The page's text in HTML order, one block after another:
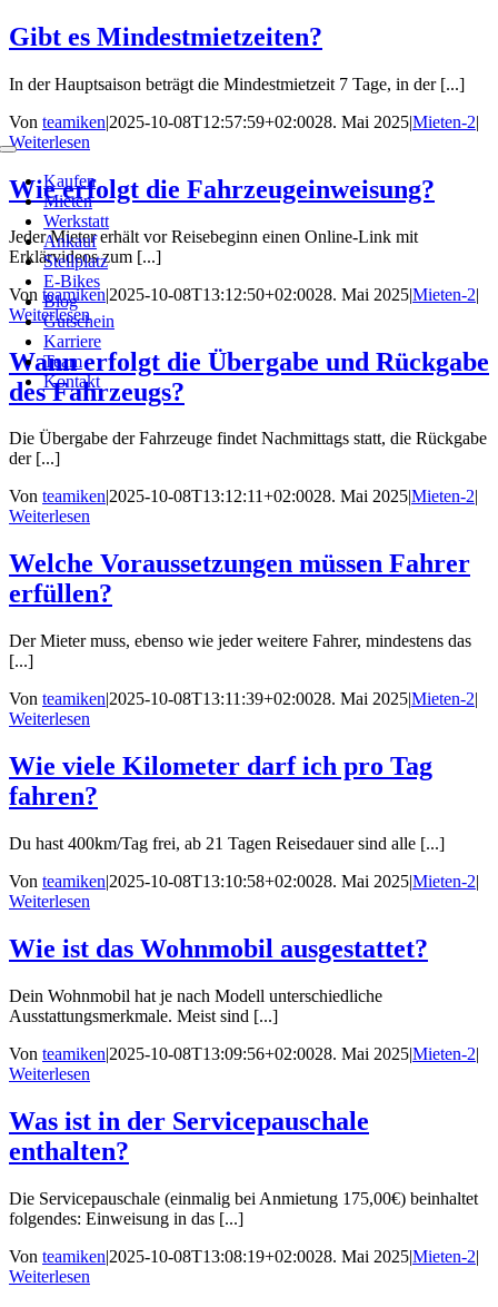
Zum
Inhalt
Toggle
NavigationKaufen
Mieten
Werkstatt
Ankauf
Stellplatz
E-Bikes
Blog
Gutschein
Karriere
Team
Kontakt
Gibt es Mindestmietzeiten?
In der Hauptsaison beträgt die Mindestmietzeit 7 Tage, in der [...]
Von teamiken|2025-10-08T12:57:59+02:0028. Mai 2025|Mieten-2|
Weiterlesen
Wie erfolgt die Fahrzeugeinweisung?
Jeder Mieter erhält vor Reisebeginn einen Online-Link mit
Erklärvideos zum [...]
Von teamiken|2025-10-08T13:12:50+02:0028. Mai 2025|Mieten-2|
Weiterlesen
Wann erfolgt die Übergabe und Rückgabe
des Fahrzeugs?
Die Übergabe der Fahrzeuge findet Nachmittags statt, die Rückgabe
der [...]
Von teamiken|2025-10-08T13:12:11+02:0028. Mai 2025|Mieten-2|
Weiterlesen
Welche Voraussetzungen müssen Fahrer
erfüllen?
Der Mieter muss, ebenso wie jeder weitere Fahrer, mindestens das
[...]
Von teamiken|2025-10-08T13:11:39+02:0028. Mai 2025|Mieten-2|
Weiterlesen
Wie viele Kilometer darf ich pro Tag
fahren?
Du hast 400km/Tag frei, ab 21 Tagen Reisedauer sind alle [...]
Von teamiken|2025-10-08T13:10:58+02:0028. Mai 2025|Mieten-2|
Weiterlesen
Wie ist das Wohnmobil ausgestattet?
Dein Wohnmobil hat je nach Modell unterschiedliche
Ausstattungsmerkmale. Meist sind [...]
Von teamiken|2025-10-08T13:09:56+02:0028. Mai 2025|Mieten-2|
Weiterlesen
Was ist in der Servicepauschale
enthalten?
Die Servicepauschale (einmalig bei Anmietung 175,00€) beinhaltet
folgendes: Einweisung in das [...]
Von teamiken|2025-10-08T13:08:19+02:0028. Mai 2025|Mieten-2|
Weiterlesen